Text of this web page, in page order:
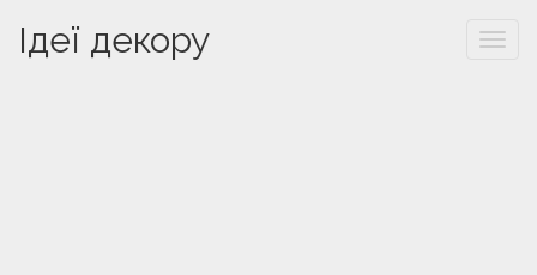
Ідеї декору